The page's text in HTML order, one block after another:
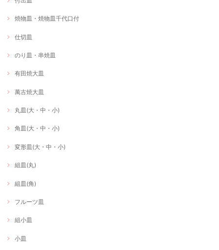
焼物皿・焼物皿千代口付
仕切皿
のり皿・串焼皿
有田焼大皿
萬古焼大皿
丸皿(大・中・小)
角皿(大・中・小)
変形皿(大・中・小)
組皿(丸)
組皿(角)
フルーツ皿
組小皿
小皿